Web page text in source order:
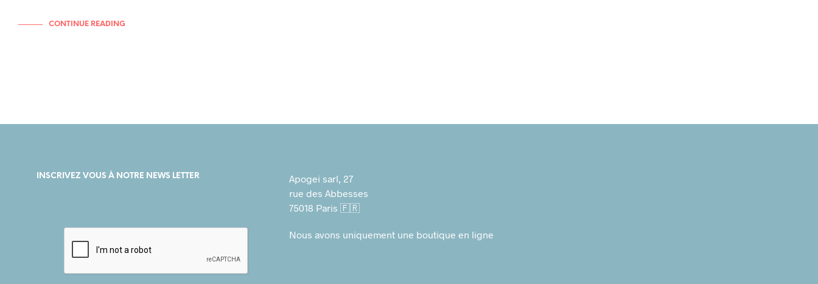
CONTINUE READING
INSCRIVEZ VOUS À NOTRE NEWS LETTER
Apogei sarl, 27
rue des Abbesses
75018 Paris 🇫🇷
Nous avons uniquement une boutique en ligne